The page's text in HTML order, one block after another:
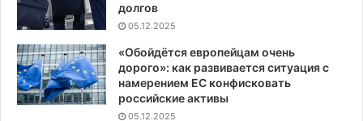
долгов
05.12.2025
«Обойдётся европейцам очень
дорого»: как развивается ситуация с
намерением ЕС конфисковать
российские активы
05.12.2025